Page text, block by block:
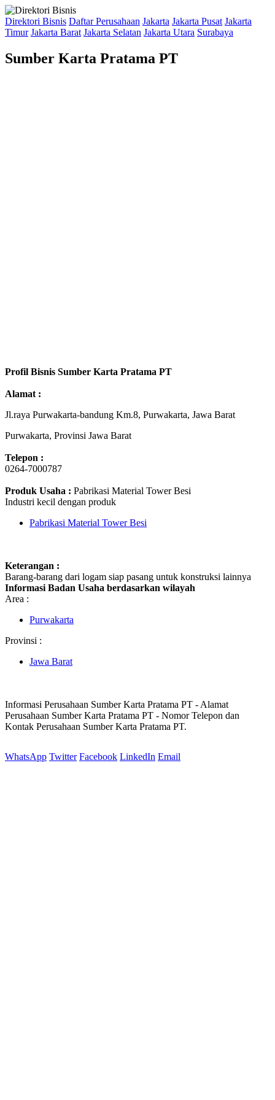
Direktori Bisnis Daftar Perusahaan Jakarta Jakarta Pusat Jakarta
Timur Jakarta Barat Jakarta Selatan Jakarta Utara Surabaya
Sumber Karta Pratama PT
Profil Bisnis Sumber Karta Pratama PT
Alamat :
Jl.raya Purwakarta-bandung Km.8, Purwakarta, Jawa Barat
Purwakarta, Provinsi Jawa Barat
Telepon :
0264-7000787
Produk Usaha : Pabrikasi Material Tower Besi
Industri kecil dengan produk
Pabrikasi Material Tower Besi
Keterangan :
Barang-barang dari logam siap pasang untuk konstruksi lainnya
Informasi Badan Usaha berdasarkan wilayah
Area :
Purwakarta
Provinsi :
Jawa Barat
Informasi Perusahaan Sumber Karta Pratama PT - Alamat
Perusahaan Sumber Karta Pratama PT - Nomor Telepon dan
Kontak Perusahaan Sumber Karta Pratama PT.
WhatsApp Twitter Facebook LinkedIn Email